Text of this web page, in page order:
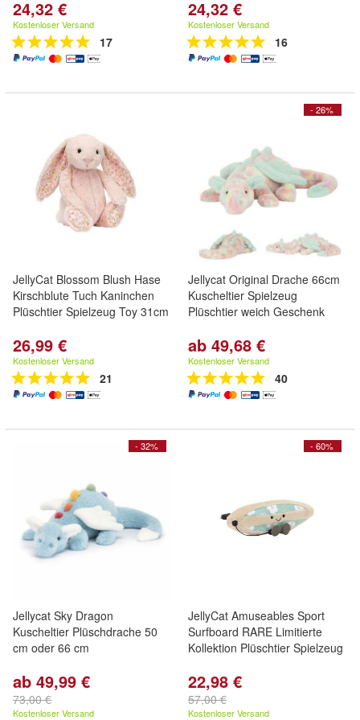
24,32 €
Kostenloser Versand
17
24,32 €
Kostenloser Versand
16
JellyCat Blossom Blush Hase
Kirschblute Tuch Kaninchen
Plüschtier Spielzeug Toy 31cm
26,99 €
Kostenloser Versand
21
- 26%
Jellycat Original Drache 66cm
Kuscheltier Spielzeug
Plüschtier weich Geschenk
ab 49,68 €
Kostenloser Versand
40
- 32%
Jellycat Sky Dragon
Kuscheltier Plüschdrache 50
cm oder 66 cm
ab 49,99 €
73,00 €
Kostenloser Versand
- 60%
JellyCat Amuseables Sport
Surfboard RARE Limitierte
Kollektion Plüschtier Spielzeug
22,98 €
57,00 €
Kostenloser Versand